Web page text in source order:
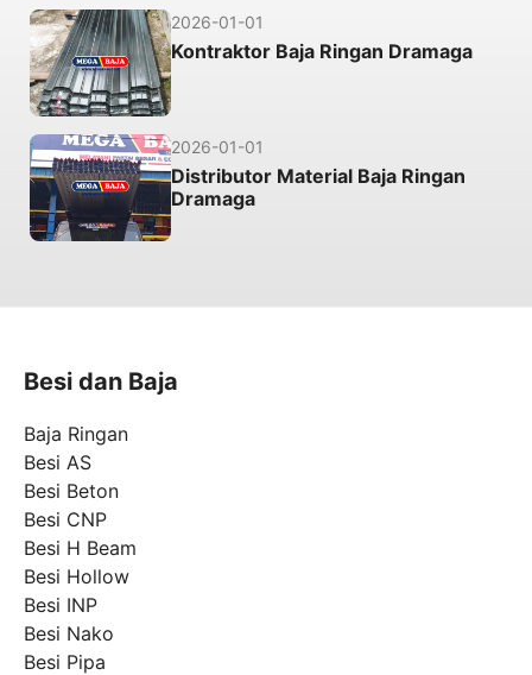
2026-01-01
Kontraktor Baja Ringan Dramaga
2026-01-01
Distributor Material Baja Ringan
Dramaga
Besi dan Baja
Baja Ringan
Besi AS
Besi Beton
Besi CNP
Besi H Beam
Besi Hollow
Besi INP
Besi Nako
Besi Pipa